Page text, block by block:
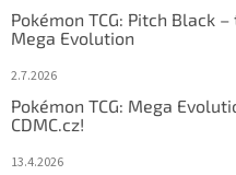
Pokémon TCG: Pitch Black
Mega Evolution
2.7.2026
Pokémon TCG: Mega
CDMC.cz!
13.4.2026